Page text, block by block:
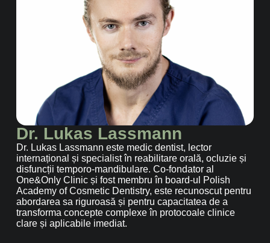
Dr. Lukas Lassmann
Dr. Lukas Lassmann este medic dentist, lector
internațional și specialist în reabilitare orală, ocluzie și
disfuncții temporo-mandibulare. Co-fondator al
One&Only Clinic și fost membru în board-ul Polish
Academy of Cosmetic Dentistry, este recunoscut pentru
abordarea sa riguroasă și pentru capacitatea de a
transforma concepte complexe în protocoale clinice
clare și aplicabile imediat.